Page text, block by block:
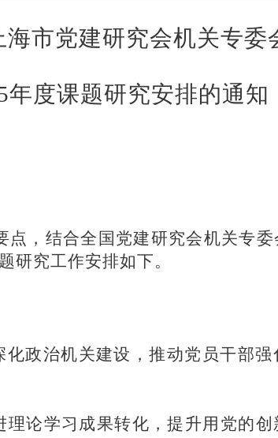
海市党建研究会机关专委
年度课题研究安排的通知
点，结合全国党建研究会机关专
研究工作安排如下。
化政治机关建设，推动党员干部
论学习成果转化，提升用党的